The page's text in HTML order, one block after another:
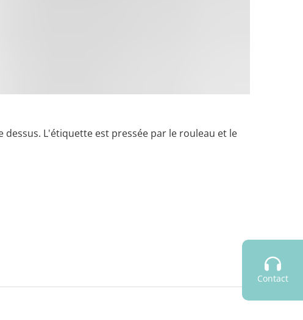
Contact
L'étiquette est pressée par le rouleau et le